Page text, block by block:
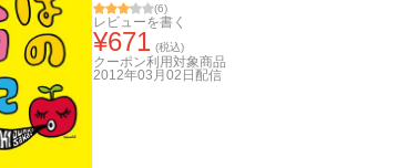
(6)
レビューを書く
¥671 (税込)
クーポン利用対象商品
2012年03月02日 配信